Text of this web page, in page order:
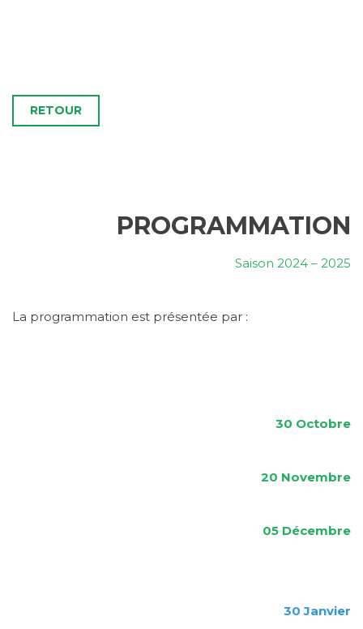
RETOUR
PROGRAMMATION
Saison 2024 – 2025
La programmation est présentée par :
30 Octobre
20 Novembre
05 Décembre
30Janvier